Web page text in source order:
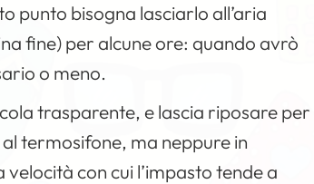
punto bisogna lasciarlo all’aria
fine) per alcune ore: quando avrò
o meno.
trasparente, e lascia riposare per
termosifone, ma neppure in
con cui l’impasto tende a